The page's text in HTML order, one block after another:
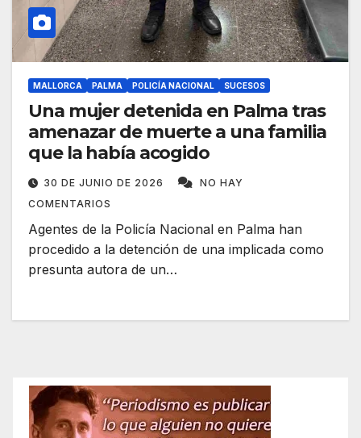
MALLORCA PALMA POLICÍA NACIONAL SUCESOS
Una mujer detenida en Palma tras
amenazar de muerte a una familia
que la había acogido
30 DE JUNIO DE 2026
NO HAY
COMENTARIOS
Agentes de la Policía Nacional en Palma han
procedido a la detención de una implicada como
presunta autora de un…